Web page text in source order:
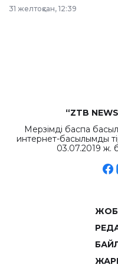
республиканского
31 желтоқсан, 12:39
“ZTB
Мерзімді баспа
интернет-басылымды
03.07.2019 ж.